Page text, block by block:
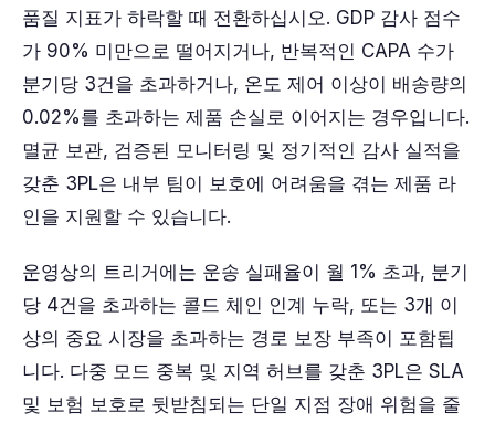
품질 지표가 하락할 때 전환하십시오. GDP 감사 점수
가 90% 미만으로 떨어지거나, 반복적인 CAPA 수가
분기당 3건을 초과하거나, 온도 제어 이상이 배송량의
0.02%를 초과하는 제품 손실로 이어지는 경우입니다.
멸균 보관, 검증된 모니터링 및 정기적인 감사 실적을
갖춘 3PL은 내부 팀이 보호에 어려움을 겪는 제품 라
인을 지원할 수 있습니다.
운영상의 트리거에는 운송 실패율이 월 1% 초과, 분기
당 4건을 초과하는 콜드 체인 인계 누락, 또는 3개 이
상의 중요 시장을 초과하는 경로 보장 부족이 포함됩
니다. 다중 모드 중복 및 지역 허브를 갖춘 3PL은 SLA
및 보험 보호로 뒷받침되는 단일 지점 장애 위험을 줄